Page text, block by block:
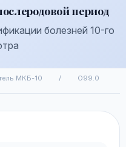
период
болезней 10-го
МКБ-10 / O99.0